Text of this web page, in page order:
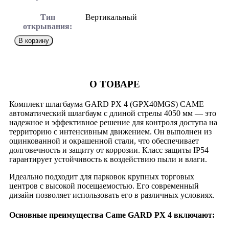
Тип
открывания:
Вертикальный
В корзину
О ТОВАРЕ
Комплект шлагбаума GARD PX 4 (GPX40MGS) CAME
автоматический шлагбаум с длиной стрелы 4050 мм — это
надежное и эффективное решение для контроля доступа на
территорию с интенсивным движением. Он выполнен из
оцинкованной и окрашенной стали, что обеспечивает
долговечность и защиту от коррозии. Класс защиты IP54
гарантирует устойчивость к воздействию пыли и влаги.
Идеально подходит для парковок крупных торговых
центров с высокой посещаемостью. Его современный
дизайн позволяет использовать его в различных условиях.
Основные преимущества Came GARD PX 4 включают: